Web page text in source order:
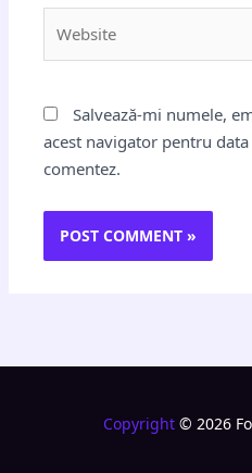
Salvează-mi numele,
acest navigator pentru
comentez.
Copyright © 2026